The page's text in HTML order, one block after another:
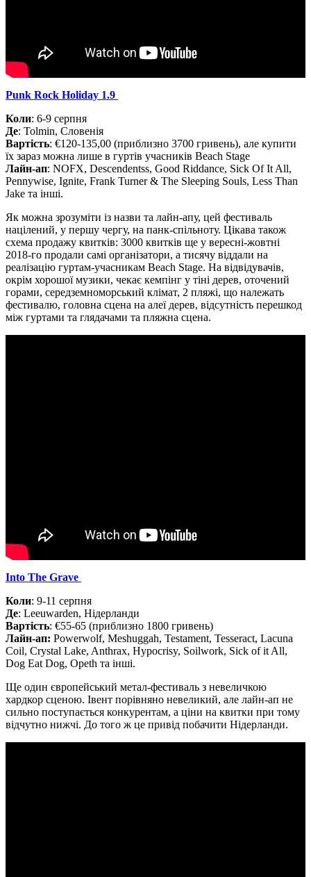
Punk Rock Holiday 1.9
Коли: 6-9 серпня
Де: Tolmin, Словенія
Вартість: €120-135,00 (приблизно 3700 гривень), але купити
їх зараз можна лише в гуртів учасників Beach Stage
Лайн-ап: NOFX, Descendentss, Good Riddance, Sick Of It All,
Pennywise, Ignite, Frank Turner & The Sleeping Souls, Less Than
Jake та інші.
Як можна зрозуміти із назви та лайн-апу, цей фестиваль
націлений, у першу чергу, на панк-спільноту. Цікава також
схема продажу квитків: 3000 квитків ще у вересні-жовтні
2018-го продали самі організатори, а тисячу віддали на
реалізацію гуртам-учасникам Beach Stage. На відвідувачів,
окрім хорошої музики, чекає кемпінг у тіні дерев, оточений
горами, середземноморський клімат, 2 пляжі, що належать
фестивалю, головна сцена на алеї дерев, відсутність перешкод
між гуртами та глядачами та пляжна сцена.
Into The Grave
Коли: 9-11 серпня
Де: Leeuwarden, Нідерланди
Вартість: €55-65 (приблизно 1800 гривень)
Лайн-ап: Powerwolf, Meshuggah, Testament, Tesseract, Lacuna
Coil, Crystal Lake, Anthrax, Hypocrisy, Soilwork, Sick of it All,
Dog Eat Dog, Opeth та інші.
Ще один європейський метал-фестиваль з невеличкою
хардкор сценою. Івент порівняно невеликий, але лайн-ап не
сильно поступається конкурентам, а ціни на квитки при тому
відчутно нижчі. До того ж це привід побачити Нідерланди.